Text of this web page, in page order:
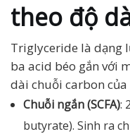
theo độ
Triglyceride là dạng
ba acid béo gắn với
dài chuỗi carbon
Chuỗi ngắn (SCFA):
butyrate). Sinh ra